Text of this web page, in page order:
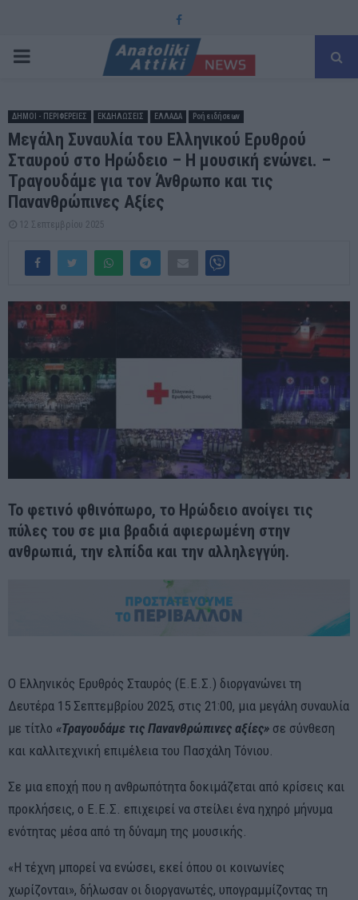
Facebook
PRIMARY
ΔΗΜΟΙ - ΠΕΡΙΦΕΡΕΙΕΣ ΕΚΔΗΛΩΣΕΙΣ ΕΛΛΑΔΑ Ροή ειδήσεων
Μεγάλη Συναυλία του Ελληνικού Ερυθρού
Σταυρού στο Ηρώδειο – Η μουσική ενώνει. –
Τραγουδάμε για τον Άνθρωπο και τις
Πανανθρώπινες Αξίες
12 Σεπτεμβρίου 2025
Το φετινό φθινόπωρο, το Ηρώδειο ανοίγει τις
πύλες του σε μια βραδιά αφιερωμένη στην
ανθρωπιά, την ελπίδα και την αλληλεγγύη.
Ο Ελληνικός Ερυθρός Σταυρός (Ε.Ε.Σ.) διοργανώνει τη
Δευτέρα 15 Σεπτεμβρίου 2025, στις 21:00, μια μεγάλη συναυλία
με τίτλο «Τραγουδάμε τις Πανανθρώπινες αξίες» σε σύνθεση
και καλλιτεχνική επιμέλεια του Πασχάλη Τόνιου.
Σε μια εποχή που η ανθρωπότητα δοκιμάζεται από κρίσεις και
προκλήσεις, ο Ε.Ε.Σ. επιχειρεί να στείλει ένα ηχηρό μήνυμα
ενότητας μέσα από τη δύναμη της μουσικής.
«Η τέχνη μπορεί να ενώσει, εκεί όπου οι κοινωνίες
χωρίζονται», δήλωσαν οι διοργανωτές, υπογραμμίζοντας τη